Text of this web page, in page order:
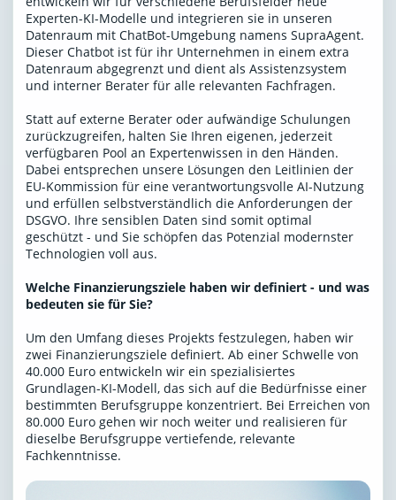
Experten-KI-Modelle und integrieren sie in unseren
Datenraum mit ChatBot-Umgebung namens SupraAgent.
Dieser Chatbot ist für ihr Unternehmen in einem extra
Datenraum abgegrenzt und dient als Assistenzsystem
und interner Berater für alle relevanten Fachfragen.
Statt auf externe Berater oder aufwändige Schulungen
zurückzugreifen, halten Sie Ihren eigenen, jederzeit
verfügbaren Pool an Expertenwissen in den Händen.
Dabei entsprechen unsere Lösungen den Leitlinien der
EU-Kommission für eine verantwortungsvolle AI-Nutzung
und erfüllen selbstverständlich die Anforderungen der
DSGVO. Ihre sensiblen Daten sind somit optimal
geschützt - und Sie schöpfen das Potenzial modernster
Technologien voll aus.
Welche Finanzierungsziele haben wir definiert - und was
bedeuten sie für Sie?
Um den Umfang dieses Projekts festzulegen, haben wir
zwei Finanzierungsziele definiert. Ab einer Schwelle von
40.000 Euro entwickeln wir ein spezialisiertes
Grundlagen-KI-Modell, das sich auf die Bedürfnisse einer
bestimmten Berufsgruppe konzentriert. Bei Erreichen von
80.000 Euro gehen wir noch weiter und realisieren für
dieselbe Berufsgruppe vertiefende, relevante
Fachkenntnisse.